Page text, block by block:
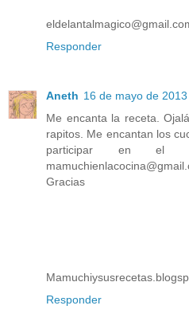
Responder
Aneth 16 de mayo de
Me encanta la receta.
rapitos. Me encantan los
participar en el
Gracias
Responder